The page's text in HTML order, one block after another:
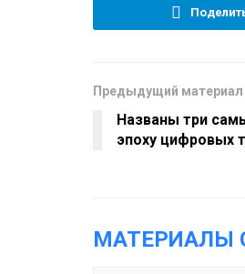
Предыдущий материал
Названы три
эпоху цифровых
МАТЕРИАЛЫ